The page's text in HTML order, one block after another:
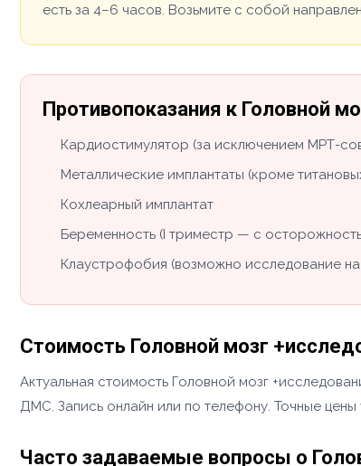
есть за 4–6 часов. Возьмите с собой
Противопоказания к Головной
Кардиостимулятор (за исключением МРТ-
Металлические имплантаты (кроме
Кохлеарный имплантат
Беременность (I триместр — с
Клаустрофобия (возможно исследование
Стоимость Головной мозг
Актуальная стоимость Головной мозг
ДМС. Запись онлайн или по телефону. Точные
Часто задаваемые вопросы о